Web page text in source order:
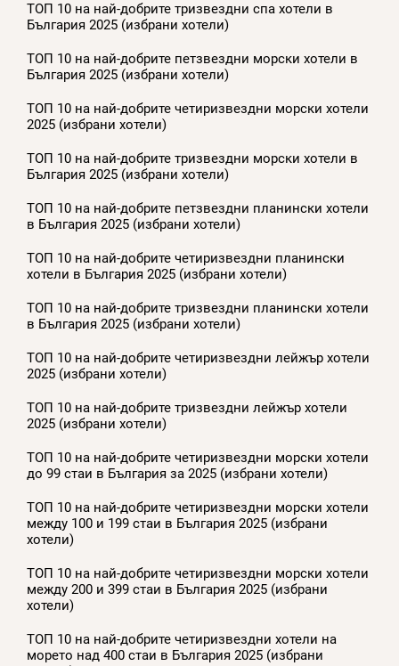
ТОП 10 на най-добрите тризвездни спа хотели в
България 2025 (избрани хотели)
ТОП 10 на най-добрите петзвездни морски хотели в
България 2025 (избрани хотели)
ТОП 10 на най-добрите четиризвездни морски хотели
2025 (избрани хотели)
ТОП 10 на най-добрите тризвездни морски хотели в
България 2025 (избрани хотели)
ТОП 10 на най-добрите петзвездни планински хотели
в България 2025 (избрани хотели)
ТОП 10 на най-добрите четиризвездни планински
хотели в България 2025 (избрани хотели)
ТОП 10 на най-добрите тризвездни планински хотели
в България 2025 (избрани хотели)
ТОП 10 на най-добрите четиризвездни лейжър хотели
2025 (избрани хотели)
ТОП 10 на най-добрите тризвездни лейжър хотели
2025 (избрани хотели)
ТОП 10 на най-добрите четиризвездни морски хотели
до 99 стаи в България за 2025 (избрани хотели)
ТОП 10 на най-добрите четиризвездни морски хотели
между 100 и 199 стаи в България 2025 (избрани
хотели)
ТОП 10 на най-добрите четиризвездни морски хотели
между 200 и 399 стаи в България 2025 (избрани
хотели)
ТОП 10 на най-добрите четиризвездни хотели на
морето над 400 стаи в България 2025 (избрани